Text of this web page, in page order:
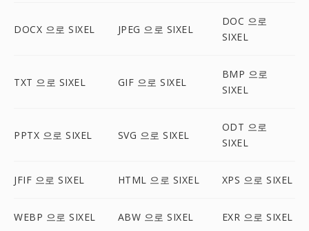
DOCX 으로 SIXEL JPEG 으로 SIXEL
DOC 으로
SIXEL
TXT 으로 SIXEL GIF 으로 SIXEL
BMP 으로
SIXEL
PPTX 으로 SIXEL SVG 으로 SIXEL
ODT 으로
SIXEL
JFIF 으로 SIXEL HTML 으로 SIXEL XPS 으로 SIXEL
WEBP 으로 SIXEL ABW 으로 SIXEL EXR 으로 SIXEL